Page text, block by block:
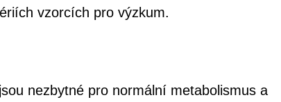
vzorcích pro výzkum.
nezbytné pro normální metabolismus a